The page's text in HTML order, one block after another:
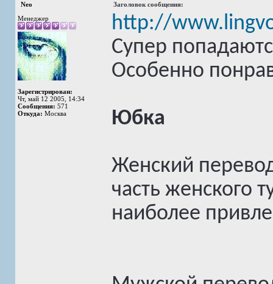
Neo
Заголовок сообщения:
Менеджер
Зарегистрирован:
Чт, май 12 2005, 14:34
Сообщения: 571
Откуда: Москва
http://
Супер
Особенно
Юбка
Женский
часть женского
наиболее